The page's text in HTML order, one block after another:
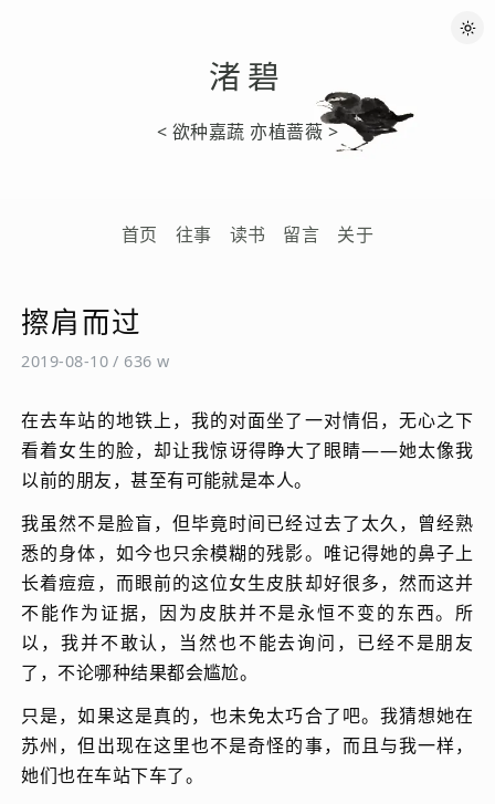
渚碧
< 欲种嘉蔬 亦植蔷薇 >
首页 往事 读书 留言 关于
擦肩而过
2019-08-10/ 636 w
在去车站的地铁上，我的对面坐了一对情侣，无心之下
看着女生的脸，却让我惊讶得睁大了眼睛——她太像我
以前的朋友，甚至有可能就是本人。
我虽然不是脸盲，但毕竟时间已经过去了太久，曾经熟
悉的身体，如今也只余模糊的残影。唯记得她的鼻子上
长着痘痘，而眼前的这位女生皮肤却好很多，然而这并
不能作为证据，因为皮肤并不是永恒不变的东西。所
以，我并不敢认，当然也不能去询问，已经不是朋友
了，不论哪种结果都会尴尬。
只是，如果这是真的，也未免太巧合了吧。我猜想她在
苏州，但出现在这里也不是奇怪的事，而且与我一样，
她们也在车站下车了。